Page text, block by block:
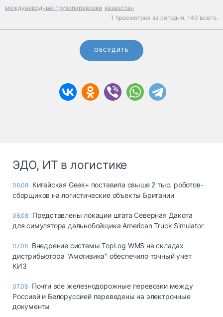
международные грузоперевозки казахстан
1 просмотров за сегодня, 140 всего.
ОБСУДИТЬ
ЭДО, ИТ в логистике
08.08 Китайская Geek+ поставила свыше 2 тыс. роботов-
сборщиков на логистические объекты Британии
08.08 Представлены локации штата Северная Дакота
для симулятора дальнобойщика American Truck Simulator
07.08 Внедрение системы TopLog WMS на складах
дистрибьютора "Амотивика" обеспечило точный учет
КИЗ
07.08 Почти все железнодорожные перевозки между
Россией и Белоруссией переведены на электронные
документы